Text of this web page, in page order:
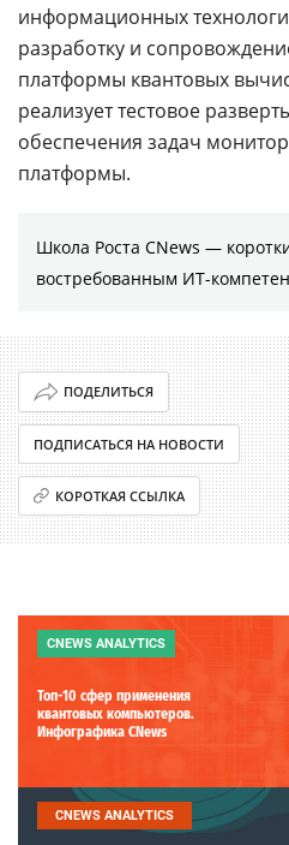
информационных
разработку и
платформы квантовых
реализует тестовое
обеспечения задач
платформы.
Школа Роста CNews —
востребованным ИТ-
ПОДЕЛИТЬСЯ
ПОДПИСАТЬСЯ НА НОВОСТИ
КОРОТКАЯ ССЫЛКА
CNEWS ANALYTICS
Топ-10 сфер применения
квантовых компьютеров.
Инфографика CNews
CNEWS ANALYTICS